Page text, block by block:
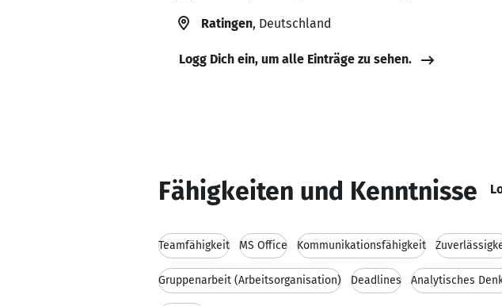
Ratingen, Deutschland
Logg Dich ein, um alle Einträge zu sehen.
Fähigkeiten und Kenntnisse
Teamfähigkeit MS Office Kommunikationsfähigkeit
Gruppenarbeit (Arbeitsorganisation) Deadlines Analytisches